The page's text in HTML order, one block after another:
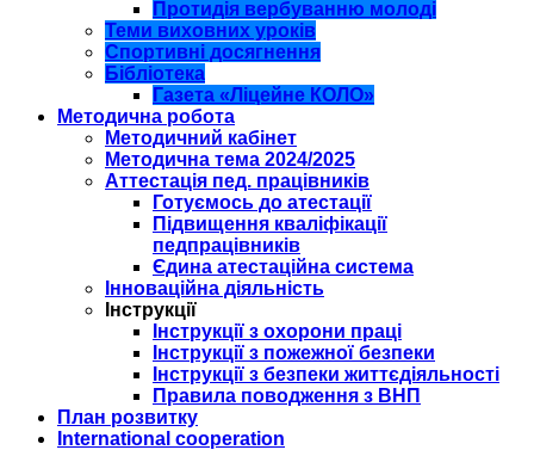
Протидія вербуванню молоді
Теми виховних уроків
Спортивні досягнення
Бібліотека
Газета «Ліцейне КОЛО»
Методична робота
Методичний кабінет
Методична тема 2024/2025
Аттестація пед. працівників
Готуємось до атестації
Підвищення кваліфікації
педпрацівників
Єдина атестаційна система
Інноваційна діяльність
Інструкції
Інструкції з охорони праці
Інструкції з пожежної безпеки
Інструкції з безпеки життєдіяльності
Правила поводження з ВНП
План розвитку
International cooperation